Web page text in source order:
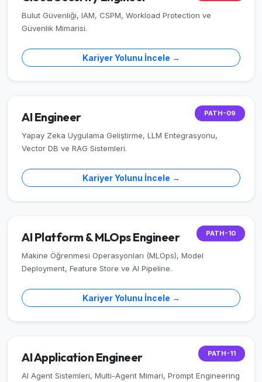
Bulut Güvenliği, IAM, CSPM, Workload Protection ve
Güvenlik Mimarisi.
Kariyer Yolunu İncele →
PATH-09
AI Engineer
Yapay Zeka Uygulama Geliştirme, LLM Entegrasyonu,
Vector DB ve RAG Sistemleri.
Kariyer Yolunu İncele →
PATH-10
AI Platform & MLOps Engineer
Makine Öğrenmesi Operasyonları (MLOps), Model
Deployment, Feature Store ve AI Pipeline.
Kariyer Yolunu İncele →
PATH-11
AI Application Engineer
AI Agent Sistemleri, Multi-Agent Mimari, Prompt Engineering